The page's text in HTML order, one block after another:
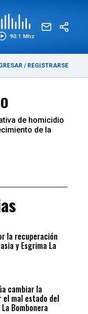
90.1 Mhz
/ REGISTRARSE
de homicidio
de la
la recuperación
y Esgrima La
cambiar la
el mal estado del
Bombonera